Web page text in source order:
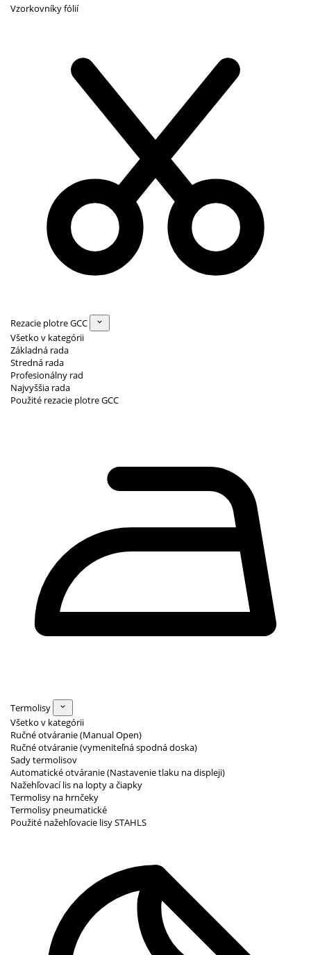
Vzorkovníky fólií
Rezacie plotre GCC
Všetko v kategórii
Základná rada
Stredná rada
Profesionálny rad
Najvyššia rada
Použité rezacie plotre GCC
Termolisy
Všetko v kategórii
Ručné otváranie (Manual Open)
Ručné otváranie (vymeniteľná spodná doska)
Sady termolisov
Automatické otváranie (Nastavenie tlaku na displeji)
Nažehľovací lis na lopty a čiapky
Termolisy na hrnčeky
Termolisy pneumatické
Použité nažehľovacie lisy STAHLS